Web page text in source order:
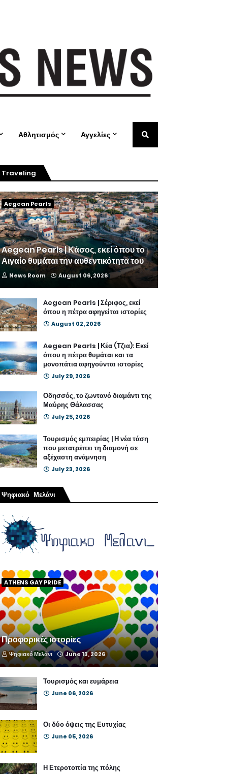
Αθλητισμός Αγγελίες
Traveling
Aegean Pearls
Aegean Pearls | Κάσος, εκεί όπου το
Αιγαίο θυμάται την αυθεντικότητα του
News Room August 06, 2026
Aegean Pearls | Σέριφος, εκεί
όπου η πέτρα αφηγείται ιστορίες
August 02, 2026
Aegean Pearls | Κέα (Τζια): Εκεί
όπου η πέτρα θυμάται και τα
μονοπάτια αφηγούνται ιστορίες
July 29, 2026
Οδησσός, το ζωντανό διαμάντι της
Μαύρης Θάλασσας
July 25, 2026
Τουρισμός εμπειρίας | Η νέα τάση
που μετατρέπει τη διαμονή σε
αξέχαστη ανάμνηση
July 23, 2026
Ψηφιακό Μελάνι
ATHENS GAY PRIDE
Προφορικές ιστορίες
Ψηφιακό Μελάνι June 13, 2026
Τουρισμός και ευμάρεια
June 06, 2026
Οι δύο όψεις της Ευτυχίας
June 05, 2026
Η Ετεροτοπία της πόλης